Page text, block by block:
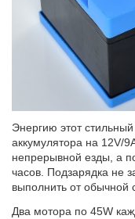
Энергию этот
аккумулятора на 12V/
непрерывной езды, а
часов. Подзарядка не
выполнить от обычной
Два мотора по 45W